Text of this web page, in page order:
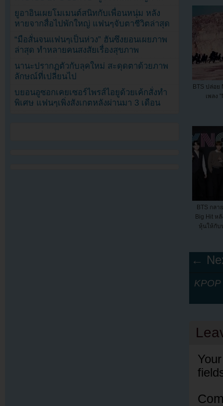
BTS ปล่อย
เพลง
BTS กลา
Big Hit ห
หุ้นให้กับ
←
ยูอาอินเผยโมเมนต์สนิทกับเพื่อนหนุ่ม หลัง
หายจากสื่อไปพักใหญ่ แฟนๆจับตาชีวิตล่าสุด
“มือสั่นจนแฟนๆเป็นห่วง” ฮันซึงยอนเผยภาพ
ล่าสุด ทำหลายคนสงสัยเรื่องสุขภาพ
นานะปรากฏตัวกับลุคใหม่ สะดุดตาด้วยภาพ
ลักษณ์ที่เปลี่ยนไป
บยอนอูซอกเคยเซอร์ไพรส์ไอยูด้วยเค้กสั่งทำ
พิเศษ แฟนๆเพิ่งสังเกตหลังผ่านมา 3 เดือน